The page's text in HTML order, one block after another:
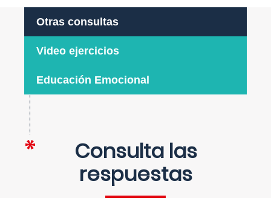
Otras consultas
Video ejercicios
Educación Emocional
Consulta las
respuestas